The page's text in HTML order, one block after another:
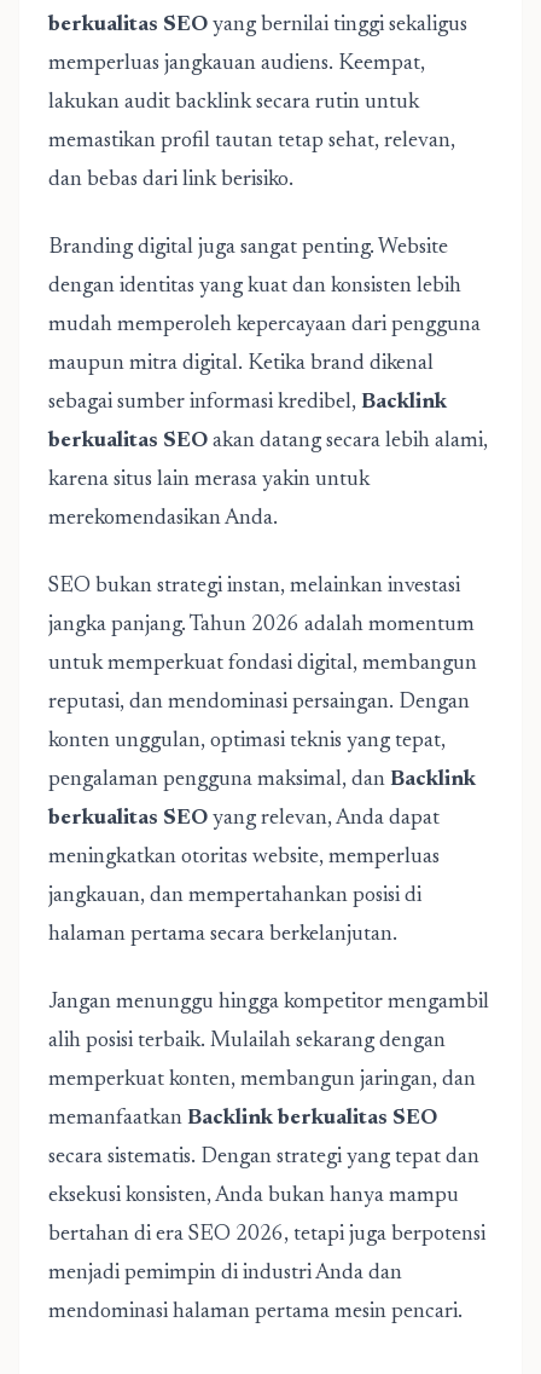
berkualitas SEO yang bernilai tinggi sekaligus
memperluas jangkauan audiens. Keempat,
lakukan audit backlink secara rutin untuk
memastikan profil tautan tetap sehat, relevan,
dan bebas dari link berisiko.
Branding digital juga sangat penting. Website
dengan identitas yang kuat dan konsisten lebih
mudah memperoleh kepercayaan dari pengguna
maupun mitra digital. Ketika brand dikenal
sebagai sumber informasi kredibel, Backlink
berkualitas SEO akan datang secara lebih alami,
karena situs lain merasa yakin untuk
merekomendasikan Anda.
SEO bukan strategi instan, melainkan investasi
jangka panjang. Tahun 2026 adalah momentum
untuk memperkuat fondasi digital, membangun
reputasi, dan mendominasi persaingan. Dengan
konten unggulan, optimasi teknis yang tepat,
pengalaman pengguna maksimal, dan Backlink
berkualitas SEO yang relevan, Anda dapat
meningkatkan otoritas website, memperluas
jangkauan, dan mempertahankan posisi di
halaman pertama secara berkelanjutan.
Jangan menunggu hingga kompetitor mengambil
alih posisi terbaik. Mulailah sekarang dengan
memperkuat konten, membangun jaringan, dan
memanfaatkan Backlink berkualitas SEO
secara sistematis. Dengan strategi yang tepat dan
eksekusi konsisten, Anda bukan hanya mampu
bertahan di era SEO 2026, tetapi juga berpotensi
menjadi pemimpin di industri Anda dan
mendominasi halaman pertama mesin pencari.